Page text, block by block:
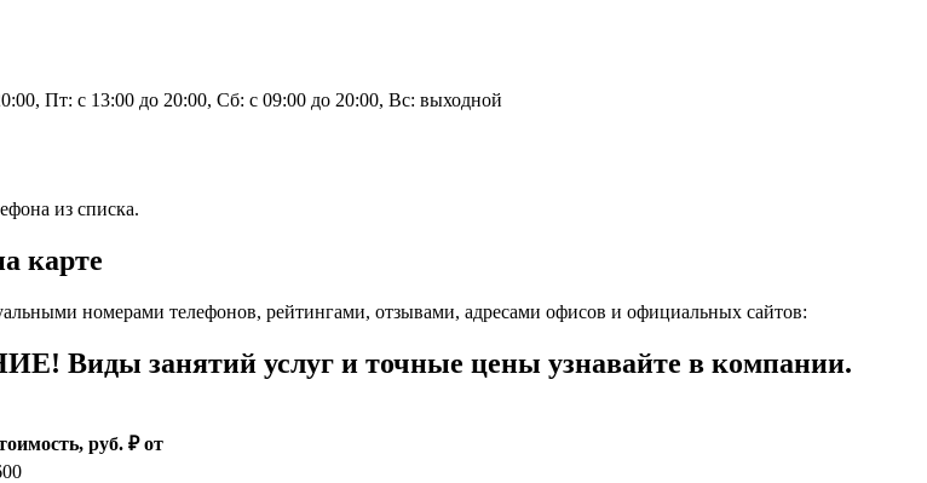
Пт: с 13:00 до 20:00, Сб: с 09:00 до 20:00, Вс: выходной
из списка.
карте
номерами телефонов, рейтингами, отзывами, адресами офисов и официальных сайтов:
Виды занятий услуг и точные цены узнавайте в компании.
руб. ₽ от